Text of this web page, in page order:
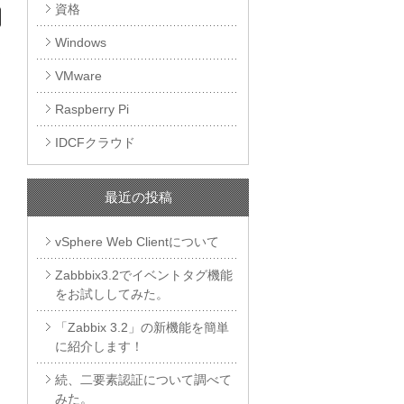
資格
Windows
VMware
Raspberry Pi
IDCFクラウド
最近の投稿
vSphere Web Clientについて
Zabbbix3.2でイベントタグ機能
をお試ししてみた。
「Zabbix 3.2」の新機能を簡単
に紹介します！
続、二要素認証について調べて
みた。